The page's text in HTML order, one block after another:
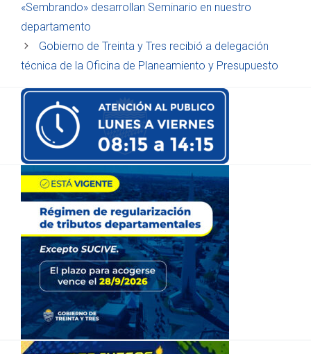
«Sembrando» desarrollan Seminario en nuestro
departamento
Gobierno de Treinta y Tres recibió a delegación
técnica de la Oficina de Planeamiento y Presupuesto